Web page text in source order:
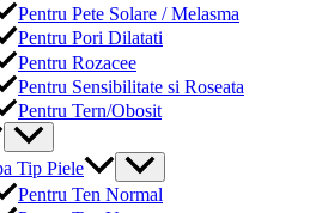
Pentru Pete Solare / Melasma
Pentru Pori Dilatati
Pentru Rozacee
Pentru Sensibilitate si Roseata
Pentru Tern/Obosit
Menu
Toggle
Tip Piele
Menu
Toggle
Pentru Ten Normal